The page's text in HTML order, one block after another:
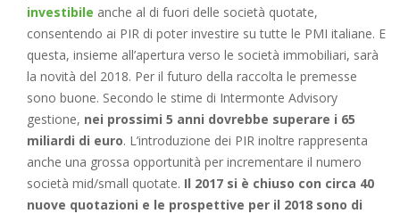
investibile anche al di fuori delle società quotate,
consentendo ai PIR di poter investire su tutte le PMI italiane. E
questa, insieme all’apertura verso le società immobiliari, sarà
la novità del 2018. Per il futuro della raccolta le premesse
sono buone. Secondo le stime di Intermonte Advisory
gestione, nei prossimi 5 anni dovrebbe superare i 65
miliardi di euro. L’introduzione dei PIR inoltre rappresenta
anche una grossa opportunità per incrementare il numero
società mid/small quotate. Il 2017 si è chiuso con circa 40
nuove quotazioni e le prospettive per il 2018 sono di